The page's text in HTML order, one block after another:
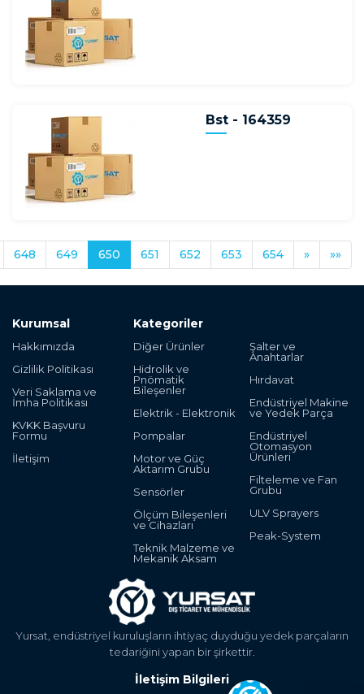
Bst - 164359
648 649 650 651 652 653 654 » »»
Yursat, endüstriyel kuruluşların ihtiyaç duyduğu yedek parçaların
tedariğini yapan bir şirkettir.
Kurumsal
Hakkımızda
Gizlilik Politikası
Veri Saklama ve
İmha Politikası
KVKK Başvuru
Formu
İletişim
Kategoriler
Diğer Ürünler
Hidrolik ve
Pnömatik
Bileşenler
Elektrik - Elektronik
Pompalar
Motor ve Güç
Aktarım Grubu
Sensörler
Ölçüm Bileşenleri
ve Cihazları
Teknik Malzeme ve
Mekanik Aksam
Şalter ve
Anahtarlar
Hırdavat
Endüstriyel Makine
ve Yedek Parça
Endüstriyel
Otomasyon
Ürünleri
Filteleme ve Fan
Grubu
ULV Sprayers
Peak-System
İletişim Bilgileri